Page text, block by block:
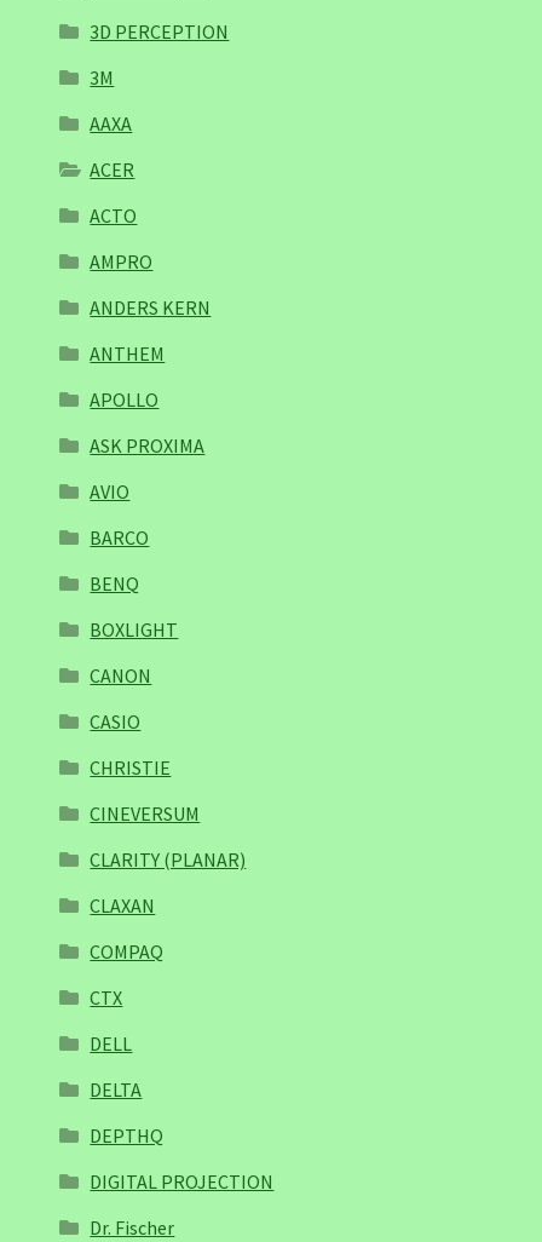
3D PERCEPTION
3M
AAXA
ACER
ACTO
AMPRO
ANDERS KERN
ANTHEM
APOLLO
ASK PROXIMA
AVIO
BARCO
BENQ
BOXLIGHT
CANON
CASIO
CHRISTIE
CINEVERSUM
CLARITY (PLANAR)
CLAXAN
COMPAQ
CTX
DELL
DELTA
DEPTHQ
DIGITAL PROJECTION
Dr. Fischer